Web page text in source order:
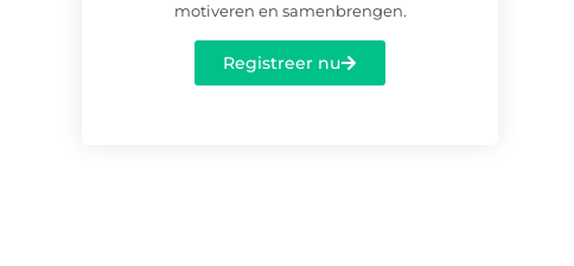
motiveren en samenbrengen.
Registreer nu